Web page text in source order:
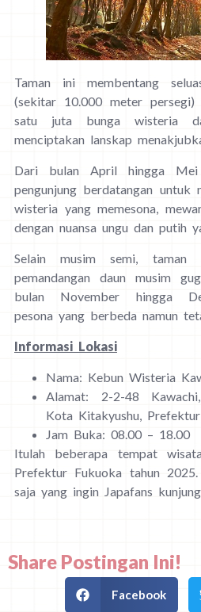
Taman ini membentang
(sekitar 10.000 meter
satu juta bunga wisteria
menciptakan lanskap
Dari bulan April hingga Mei
pengunjung berdatangan untuk
wisteria yang memesona,
dengan nuansa ungu dan putih
Selain musim semi, taman
pemandangan daun musim
bulan November hingga
pesona yang berbeda namun
Informasi Lokasi
Nama: Kebun Wisteria
Alamat: 2-2-48
Kota Kitakyushu,
Jam Buka: 08.00 – 18.00
Itulah beberapa tempat
Prefektur Fukuoka tahun
saja yang ingin Japafans
Share Postingan Ini!
Facebook